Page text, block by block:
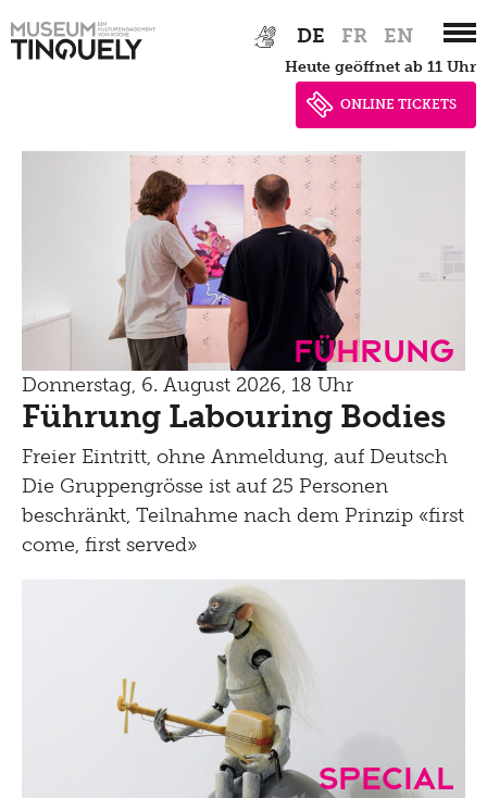
Hauptnavigation
to
DE FR EN
heute geöffnet ab 11 Uhr
ONLINE TICKETS
Führung
Donnerstag, 6. August 2026, 18 Uhr
Führung Labouring Bodies
Freier Eintritt, ohne Anmeldung, auf Deutsch
Die Gruppengrösse ist auf 25 Personen
beschränkt, Teilnahme nach dem Prinzip «first
come, first served»
Special